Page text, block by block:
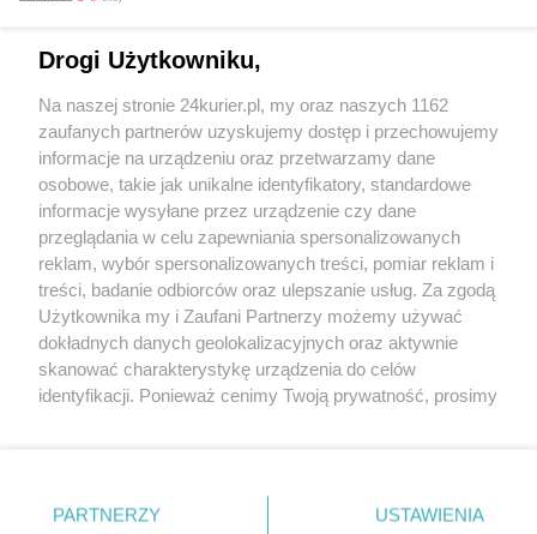
Zapamiętać?
Zaloguj
Zapomniałem hasła
Copyright © 2022 Kurier Szczeciński sp. z o.o.
Drogi Użytkowniku,
Na naszej stronie 24kurier.pl, my oraz naszych 1162
zaufanych partnerów uzyskujemy dostęp i przechowujemy
informacje na urządzeniu oraz przetwarzamy dane
osobowe, takie jak unikalne identyfikatory, standardowe
informacje wysyłane przez urządzenie czy dane
przeglądania w celu zapewniania spersonalizowanych
reklam, wybór spersonalizowanych treści, pomiar reklam i
treści, badanie odbiorców oraz ulepszanie usług. Za zgodą
Użytkownika my i Zaufani Partnerzy możemy używać
dokładnych danych geolokalizacyjnych oraz aktywnie
skanować charakterystykę urządzenia do celów
identyfikacji. Ponieważ cenimy Twoją prywatność, prosimy
prywatności znajdujący się w lewym dolnym rogu strony
. Niektóre rodzaje przetwarzania danych nie wymagają
PARTNERZY USTAWIENIA